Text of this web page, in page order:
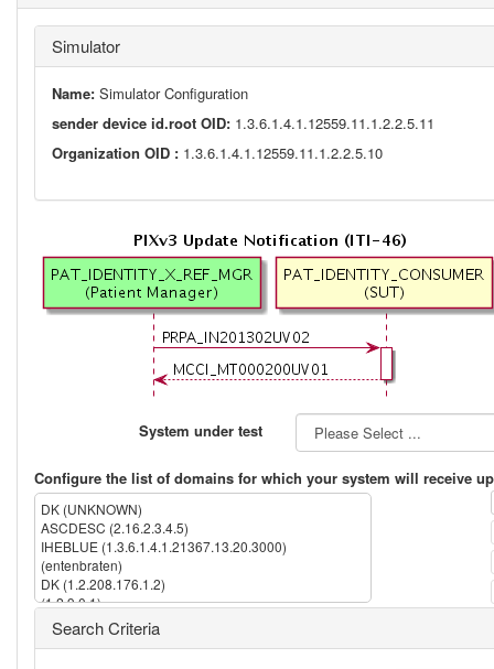
Simulator
Name: Simulator Configuration
sender device id.root OID: 1.3.6.1.4.1.12559.11.1.2.2.5.11
Organization OID : 1.3.6.1.4.1.12559.11.1.2.2.5.10
System under test
Configure the list of domains for which your system will receive
DK (UNKNOWN)
ASCDESC (2.16.2.3.4.5)
IHEBLUE (1.3.6.1.4.1.21367.13.20.3000)
(entenbraten)
DK (1.2.208.176.1.2)
(1.2.9.0.1)
IPK (1.3.6.1.4.1.21367.2005.13.20.1000)
IHERED (1.3.6.1.4.1.21367.13.20.1000)
Search Criteria